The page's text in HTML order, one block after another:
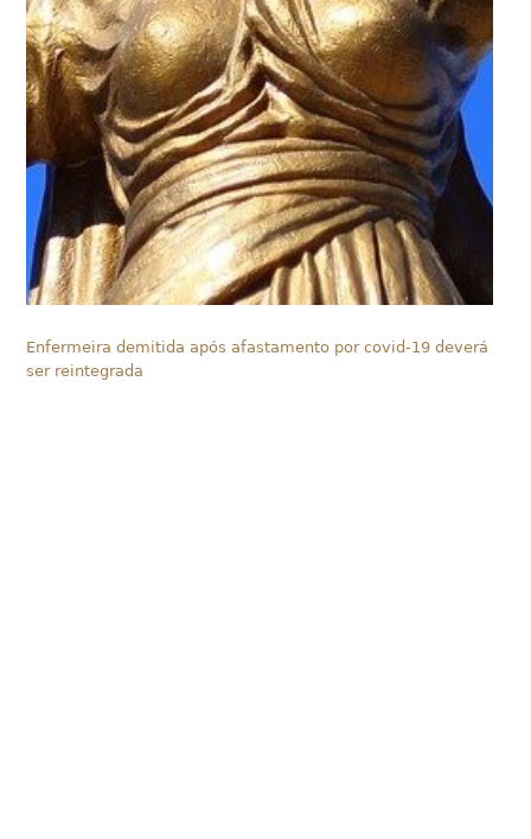
Enfermeira demitida após afastamento por covid-19 deverá
ser reintegrada